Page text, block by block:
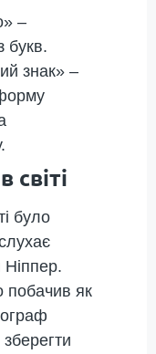
–
букв.
знак» –
було
побачив як